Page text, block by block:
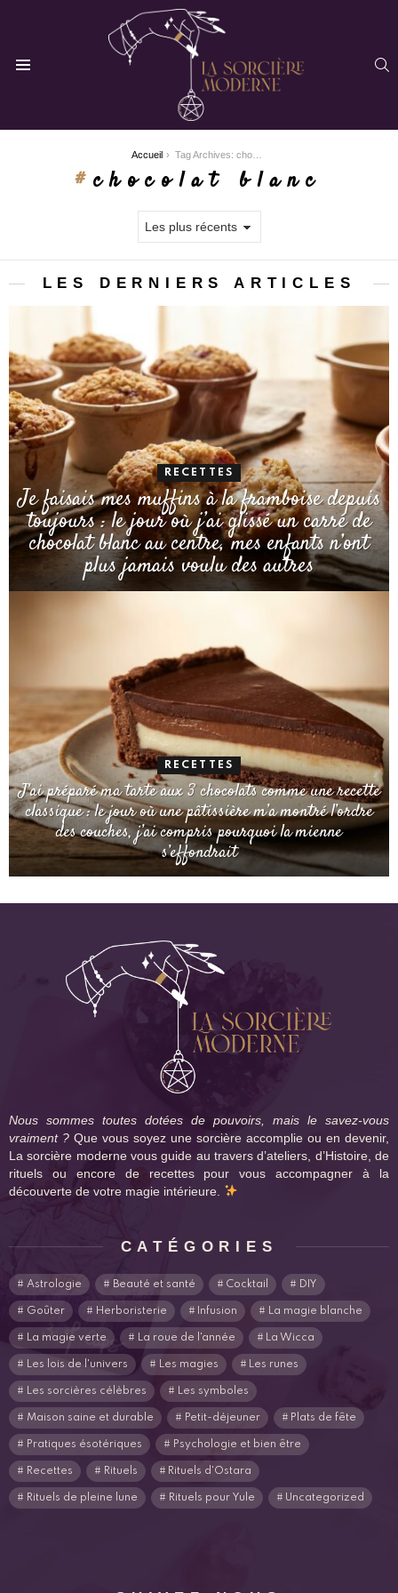
Accueil Tag Archives: chocolat blanc
chocolat blanc
LES DERNIERS ARTICLES
RECETTES
Je faisais mes muffins à la framboise depuis
toujours : le jour où j’ai glissé un carré de
chocolat blanc au centre, mes enfants n’ont
plus jamais voulu des autres
RECETTES
J’ai préparé ma tarte aux 3 chocolats comme une recette
classique : le jour où une pâtissière m’a montré l’ordre
des couches, j’ai compris pourquoi la mienne
s’effondrait
Nous sommes toutes dotées de pouvoirs, mais le savez-vous
vraiment ? Que vous soyez une sorcière accomplie ou en devenir,
La sorcière moderne vous guide au travers d’ateliers, d’Histoire, de
rituels ou encore de recettes pour vous accompagner à la
découverte de votre magie intérieure.
CATÉGORIES
Astrologie Beauté et santé Cocktail DIY
Goûter Herboristerie Infusion La magie blanche
La magie verte La roue de l'année La Wicca
Les lois de l'univers Les magies Les runes
Les sorcières célèbres Les symboles
Maison saine et durable Petit-déjeuner Plats de fête
Pratiques ésotériques Psychologie et bien être
Recettes Rituels Rituels d'Ostara
Rituels de pleine lune Rituels pour Yule Uncategorized